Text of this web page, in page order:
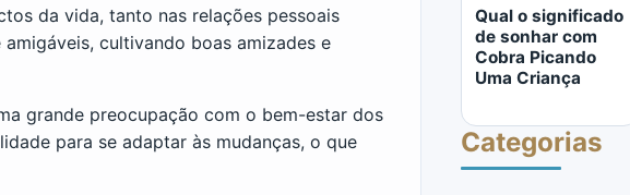
da vida, tanto nas relações pessoais
cultivando boas amizades e
grande preocupação com o bem-estar dos
para se adaptar às mudanças, o que
Qual o significado
de sonhar com
Cobra Picando
Uma Criança
Categorias